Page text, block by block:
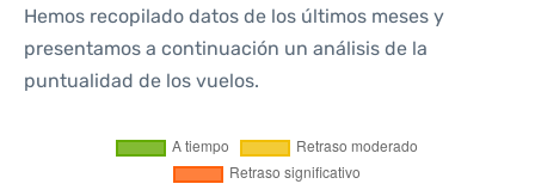
Hemos recopilado datos de los últimos meses y
presentamos a continuación un análisis de la
puntualidad de los vuelos.